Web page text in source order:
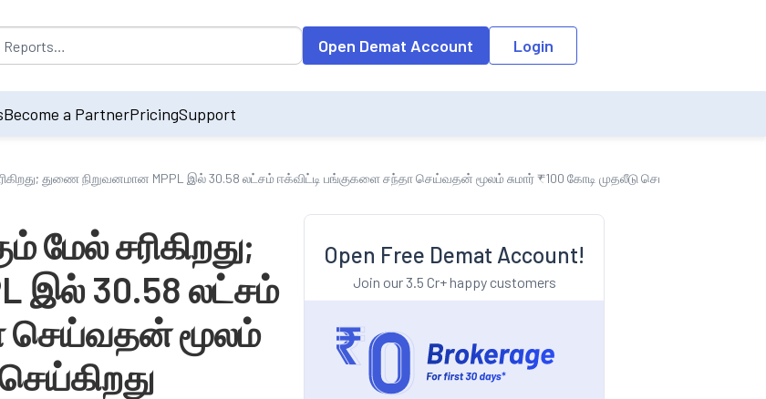
by default on accessing the input field. On entering data into the input field, the suggestion list will be updated as per the
Open Demat Account Login
Become a PartnerPricingSupport
துணை நிறுவனமான MPPL இல் 30.58 லட்சம் ஈக்விட்டி பங்குகளை சந்தா செய்வதன் மூலம் சுமார் ₹100 கோடி முதலீடு செய்கிறது
மேல் சரிகிறது;
இல் 30.58 லட்சம்
செய்வதன் மூலம்
Open Free Demat Account!
Join our 3.5 Cr+ happy customers